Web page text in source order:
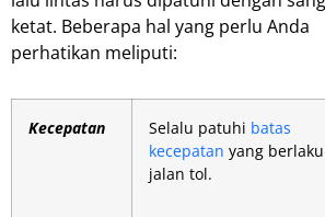
ketat. Beberapa hal yang perlu Anda
perhatikan meliputi:
Kecepatan Selalu patuhi batas
kecepatan yang
jalan tol.